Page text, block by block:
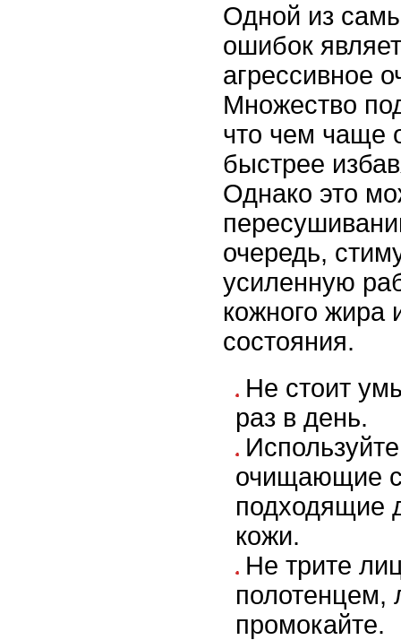
Одной из
ошибок
агрессивное
Множество
что чем чаще
быстрее
Однако это
очередь,
усиленную
кожного жира
состояния.
Не стоит
раз в день.
очищающие
подходящие
кожи.
Не трите
полотенцем,
промокайте.